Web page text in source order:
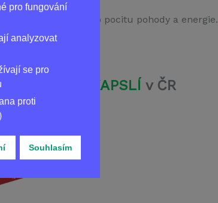
webu
pro fungování
provoz na webu
analyzovat
pro personalizovanou reklamu
se pro
podvodům (nelze vypnout)
proti
Souhlasím
optimálního pocitu pohody a energie.
STRAVY 20 KAPSLÍ v ČR